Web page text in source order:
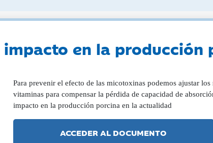
en la producción
Para prevenir el efecto de las micotoxinas podemos ajustar
vitaminas para compensar la pérdida de capacidad de
impacto en la producción porcina en la actualidad
ACCEDER AL DOCUMENTO